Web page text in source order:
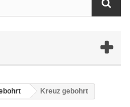
Kreuz gebohrt